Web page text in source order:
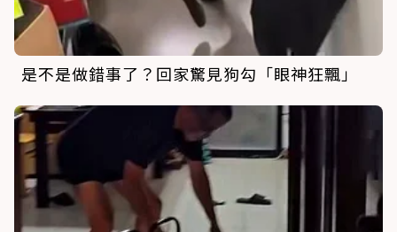
是不是做錯事了？回家驚見狗勾「眼神狂飄」